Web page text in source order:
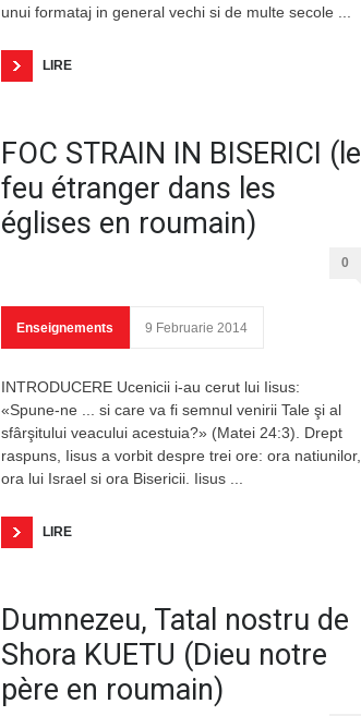
unui formataj in general vechi si de multe secole ...
LIRE
FOC STRAIN IN BISERICI (le
feu étranger dans les
églises en roumain)
0
Enseignements 9 Februarie 2014
INTRODUCERE Ucenicii i-au cerut lui Iisus:
«Spune-ne ... si care va fi semnul venirii Tale şi al
sfârşitului veacului acestuia?» (Matei 24:3). Drept
raspuns, Iisus a vorbit despre trei ore: ora natiunilor,
ora lui Israel si ora Bisericii. Iisus ...
LIRE
Dumnezeu, Tatal nostru de
Shora KUETU (Dieu notre
père en roumain)